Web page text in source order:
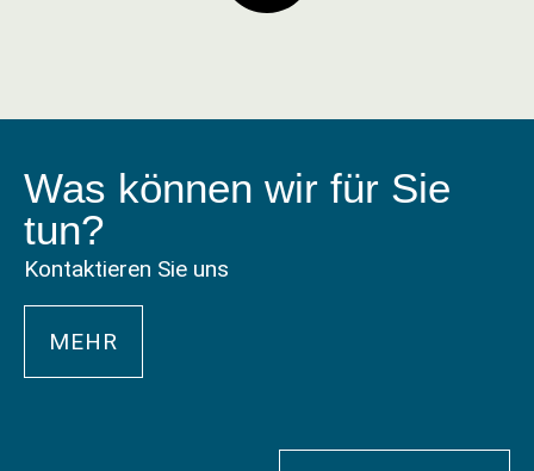
Was können wir für Sie
tun?
Kontaktieren Sie uns
MEHR